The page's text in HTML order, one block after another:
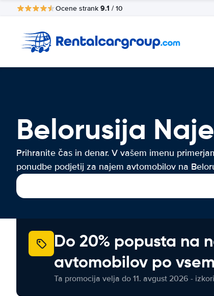
Ocene strank 9.1 / 10
Belorusija
Prihranite čas in denar. V vašem imenu
ponudbe podjetij za najem avtomobilov na
Do 20% popusta na
avtomobilov po
Ta promocija velja do 11. avgust 2026 -